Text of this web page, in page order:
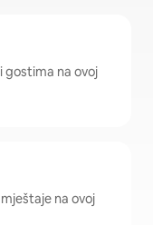
gostima na ovoj
na ovoj